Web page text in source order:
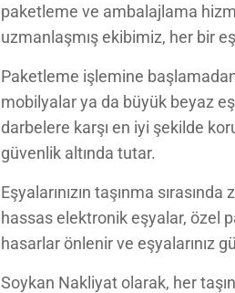
paketleme ve ambalajlama
uzmanlaşmış ekibimiz, her bir
Paketleme işlemine
mobilyalar ya da büyük beyaz
darbelere karşı en iyi şekilde
güvenlik altında tutar.
Eşyalarınızın taşınma
hassas elektronik eşyalar, özel
hasarlar önlenir ve eşyalarınız
Soykan Nakliyat olarak, her